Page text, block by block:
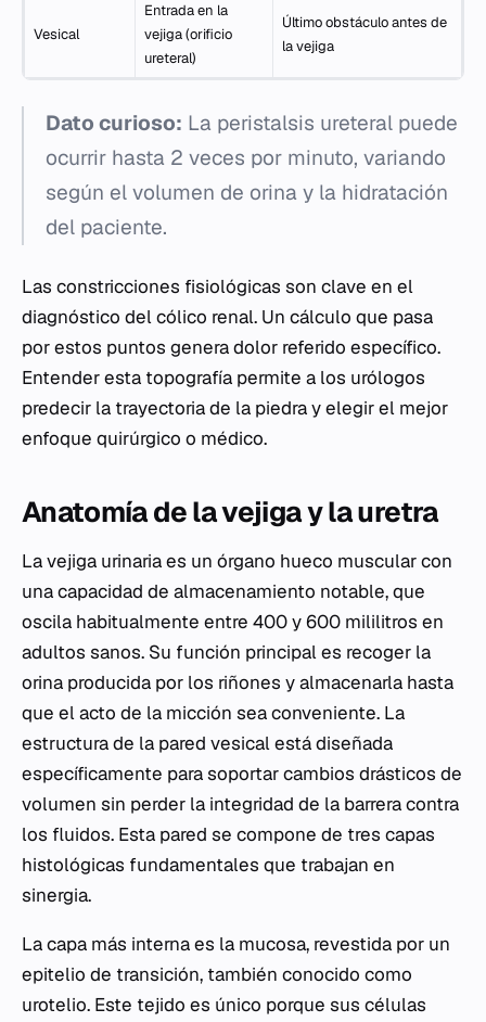
Vesical
Entrada en la
vejiga (orificio
ureteral)
Último obstáculo antes de
la vejiga
Dato curioso: La peristalsis ureteral puede
ocurrir hasta 2 veces por minuto, variando
según el volumen de orina y la hidratación
del paciente.
Las constricciones fisiológicas son clave en el
diagnóstico del cólico renal. Un cálculo que pasa
por estos puntos genera dolor referido específico.
Entender esta topografía permite a los urólogos
predecir la trayectoria de la piedra y elegir el mejor
enfoque quirúrgico o médico.
Anatomía de la vejiga y la uretra
La vejiga urinaria es un órgano hueco muscular con
una capacidad de almacenamiento notable, que
oscila habitualmente entre 400 y 600 mililitros en
adultos sanos. Su función principal es recoger la
orina producida por los riñones y almacenarla hasta
que el acto de la micción sea conveniente. La
estructura de la pared vesical está diseñada
específicamente para soportar cambios drásticos de
volumen sin perder la integridad de la barrera contra
los fluidos. Esta pared se compone de tres capas
histológicas fundamentales que trabajan en
sinergia.
La capa más interna es la mucosa, revestida por un
epitelio de transición, también conocido como
urotelio. Este tejido es único porque sus células